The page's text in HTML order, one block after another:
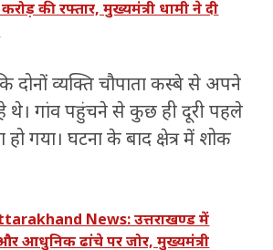
की रफ्तार, मुख्यमंत्री धामी ने दी
दोनों व्यक्ति चौपाता कस्बे से अपने
थे। गांव पहुंचने से कुछ ही दूरी पहले
हो गया। घटना के बाद क्षेत्र में शोक
News: उत्तराखण्ड में
आधुनिक ढांचे पर जोर, मुख्यमंत्री